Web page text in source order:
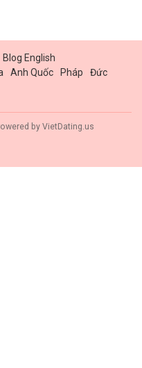
Blog English
Anh Quốc Pháp
Đức
by VietDating.us